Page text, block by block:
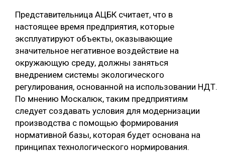
СУШКА ДРЕВЕСИНЫ
Представительница АЦБК считает, что в
настоящее время предприятия, которые
эксплуатируют объекты, оказывающие
значительное негативное воздействие на
окружающую среду, должны заняться
внедрением системы экологического
регулирования, основанной на использовании НДТ.
По мнению Москалюк, таким предприятиям
следует создавать условия для модернизации
производства с помощью формирования
нормативной базы, которая будет основана на
принципах технологического нормирования.